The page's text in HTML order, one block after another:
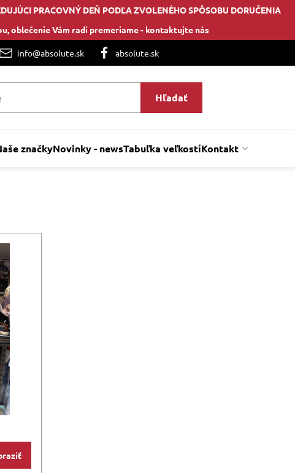
PRACOVNÝ DEŇ PODĽA ZVOLENÉHO SPÔSOBU DORUČENIA
oblečenie Vám radi premeriame - kontaktujte nás
info@absolute.sk absolute.sk
Hľadať
značkyNovinky - newsTabuľka veľkostíKontakt